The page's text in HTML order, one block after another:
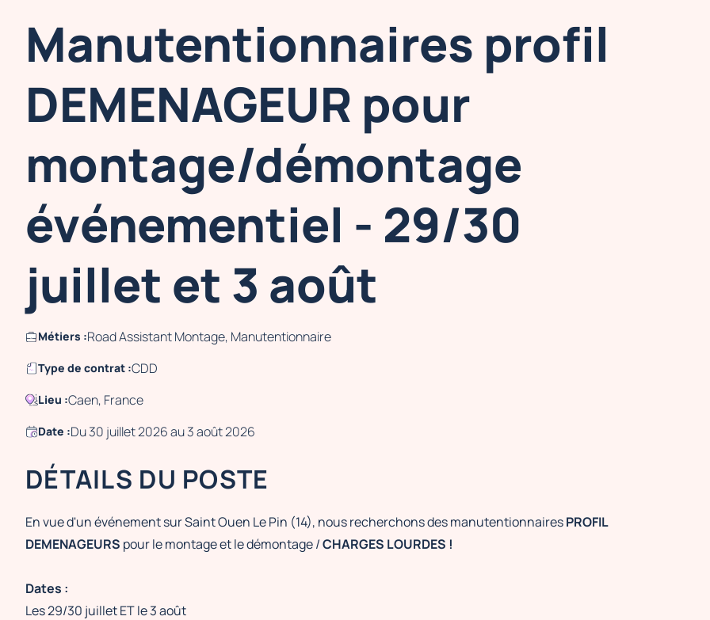
Manutentionnaires profil
DEMENAGEUR pour
montage/démontage
événementiel - 29/30
juillet et 3 août
Métiers :Road Assistant Montage, Manutentionnaire
Type de contrat :CDD
Lieu :Caen, France
Date :Du 30 juillet 2026 au 3 août 2026
DÉTAILS DU POSTE
En vue d'un événement sur Saint Ouen Le Pin (14), nous recherchons des manutentionnairesPROFIL
DEMENAGEURS pour le montage et le démontage/CHARGES LOURDES !
Dates :
Les 29/30 juillet ET le 3 août